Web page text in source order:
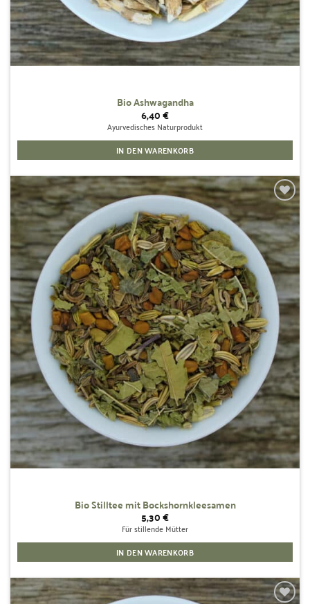
Bio Ashwagandha
6,40€
Ayurvedisches Naturprodukt
IN DEN WARENKORB
Wunschliste
hinzufügen
Bio Stilltee mit Bockshornkleesamen
5,30€
Für stillende Mütter
IN DEN WARENKORB